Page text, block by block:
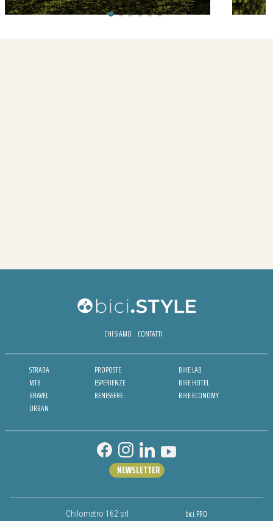
CHI SIAMO CONTATTI
STRADA
MTB
GRAVEL
URBAN
PROPOSTE
ESPERIENZE
BENESSERE
BIKE LAB
BIKE HOTEL
BIKE ECONOMY
Chilometro 162 srl bici.PRO
NEWSLETTER